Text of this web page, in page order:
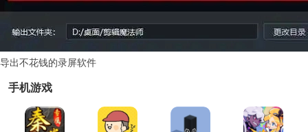
导出不花钱的录屏软件
手机游戏